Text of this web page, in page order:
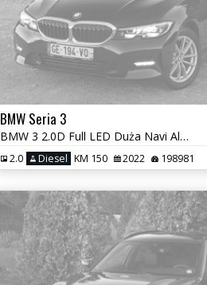
BMW Seria 3
BMW 3 2.0D Full LED Duża Navi Alu `17 Serwis ASO 100% Bezwypadkowa
2.0 Diesel KM 150 2022 198981